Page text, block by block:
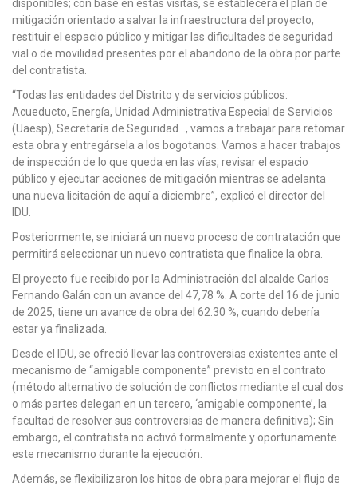
disponibles; con base en estas visitas, se establecerá el plan de
mitigación orientado a salvar la infraestructura del proyecto,
restituir el espacio público y mitigar las dificultades de seguridad
vial o de movilidad presentes por el abandono de la obra por parte
del contratista.
“Todas las entidades del Distrito y de servicios públicos:
Acueducto, Energía, Unidad Administrativa Especial de Servicios
(Uaesp), Secretaría de Seguridad…, vamos a trabajar para retomar
esta obra y entregársela a los bogotanos. Vamos a hacer trabajos
de inspección de lo que queda en las vías, revisar el espacio
público y ejecutar acciones de mitigación mientras se adelanta
una nueva licitación de aquí a diciembre”, explicó el director del
IDU.
Posteriormente, se iniciará un nuevo proceso de contratación que
permitirá seleccionar un nuevo contratista que finalice la obra.
El proyecto fue recibido por la Administración del alcalde Carlos
Fernando Galán con un avance del 47,78 %. A corte del 16 de junio
de 2025, tiene un avance de obra del 62.30 %, cuando debería
estar ya finalizada.
Desde el IDU, se ofreció llevar las controversias existentes ante el
mecanismo de “amigable componente” previsto en el contrato
(método alternativo de solución de conflictos mediante el cual dos
o más partes delegan en un tercero, ‘amigable componente’, la
facultad de resolver sus controversias de manera definitiva); Sin
embargo, el contratista no activó formalmente y oportunamente
este mecanismo durante la ejecución.
Además, se flexibilizaron los hitos de obra para mejorar el flujo de